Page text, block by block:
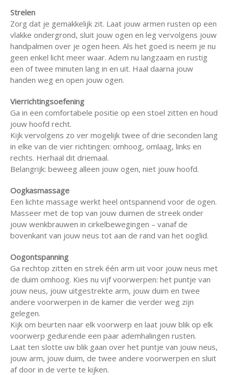
Strelen
Zorg dat je gemakkelijk zit. Laat jouw armen rusten op een
vlakke ondergrond, sluit jouw ogen en leg vervolgens jouw
handpalmen over je ogen heen. Als het goed is neem je nu
geen enkel licht meer waar. Adem nu langzaam en rustig
een of twee minuten lang in en uit. Haal daarna jouw
handen weg en open jouw ogen.
Vierrichtingsoefening
Ga in een comfortabele positie op een stoel zitten en houd
jouw hoofd recht.
Kijk vervolgens zo ver mogelijk twee of drie seconden lang
in elke van de vier richtingen: omhoog, omlaag, links en
rechts. Herhaal dit driemaal.
Belangrijk: beweeg alleen jouw ogen, niet jouw hoofd.
Oogkasmassage
Een lichte massage werkt heel ontspannend voor de ogen.
Masseer met de top van jouw duimen de streek onder
jouw wenkbrauwen in cirkelbewegingen – vanaf de
bovenkant van jouw neus tot aan de rand van het ooglid.
Oogontspanning
Ga rechtop zitten en strek één arm uit voor jouw neus met
de duim omhoog. Kies nu vijf voorwerpen: het puntje van
jouw neus, jouw uitgestrekte arm, jouw duim en twee
andere voorwerpen in de kamer die verder weg zijn
gelegen.
Kijk om beurten naar elk voorwerp en laat jouw blik op elk
voorwerp gedurende een paar ademhalingen rusten.
Laat ten slotte uw blik gaan over het puntje van jouw neus,
jouw arm, jouw duim, de twee andere voorwerpen en sluit
af door in de verte te kijken.